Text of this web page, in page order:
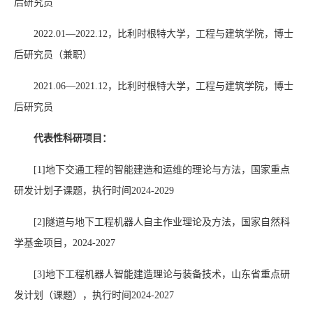
后研究员
2022.01—2022.12 ，比利时根特大学，工程与建筑学院，博士
后研究员（兼职）
2021.06—2021.12 ，比利时根特大学，工程与建筑学院，博士
后研究员
代表性科研项目：
[1]地下交通工程的智能建造和运维的理论与方法，国家重点
研发计划子课题，执行时间 2024-2029
[2] 隧道与地下工程机器人自主作业理论及方法，国家自然科
学基金项目， 2024-2027
[3]地下工程机器人智能建造理论与装备技术，山东省重点研
发计划（课题），执行时间 2024-2027